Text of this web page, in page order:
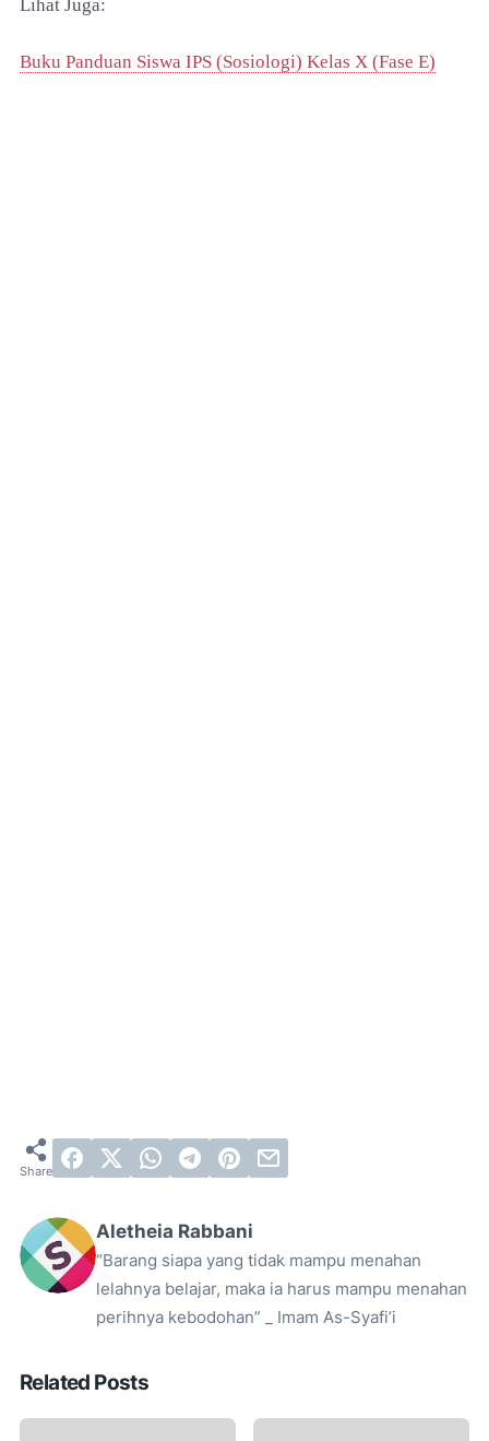
Lihat Juga:
Buku Panduan Siswa IPS (Sosiologi) Kelas X (Fase E)
Aletheia Rabbani
“Barang siapa yang tidak mampu menahan
lelahnya belajar, maka ia harus mampu menahan
perihnya kebodohan” _ Imam As-Syafi’i
Related Posts